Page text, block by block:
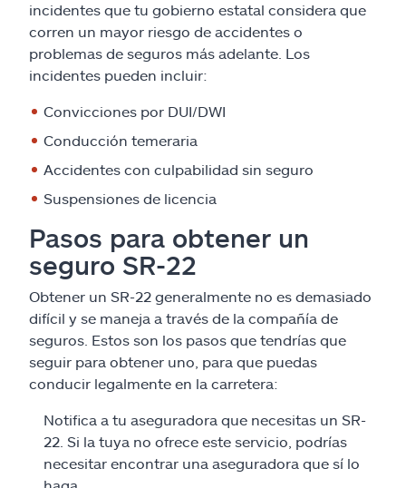
incidentes que tu gobierno estatal considera que
corren un mayor riesgo de accidentes o
problemas de seguros más adelante. Los
incidentes pueden incluir:
Convicciones por DUI/DWI
Conducción temeraria
Accidentes con culpabilidad sin seguro
Suspensiones de licencia
Pasos para obtener un
seguro SR-22
Obtener un SR-22 generalmente no es demasiado
difícil y se maneja a través de la compañía de
seguros. Estos son los pasos que tendrías que
seguir para obtener uno, para que puedas
conducir legalmente en la carretera:
Notifica a tu aseguradora que necesitas un SR-
22. Si la tuya no ofrece este servicio, podrías
necesitar encontrar una aseguradora que sí lo